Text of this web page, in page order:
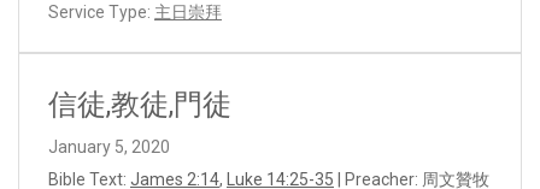
Service Type: 主日崇拜
信徒,教徒,門徒
January 5, 2020
Bible Text: James 2:14, Luke 14:25-35 | Preacher: 周文贊牧